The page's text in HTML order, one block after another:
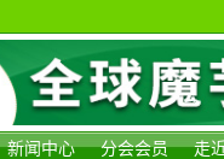
新闻中心 分会会员 走